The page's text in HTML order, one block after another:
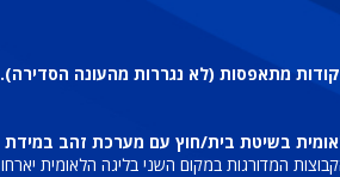
מתאפסות (לא נגררות מהעונה הסדירה).
בליגה הלאומית בשיטת בית/חוץ עם מערכת זהב במידת
המדורגות במקום השני בליגה הלאומית יארחו